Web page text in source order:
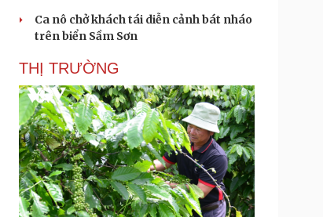
Ca nô chở khách tái diễn cảnh bát nháo
trên biển Sầm Sơn
THỊ TRƯỜNG